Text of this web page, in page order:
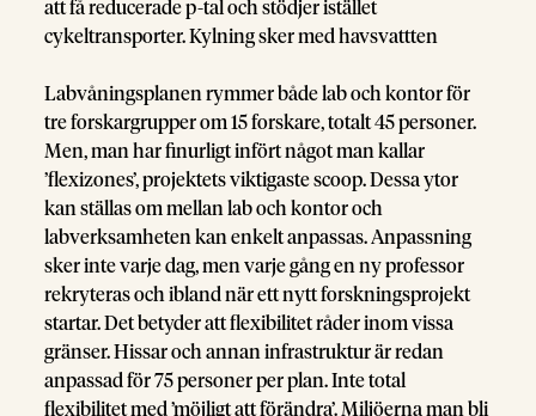
att få reducerade p-tal och stödjer istället
cykeltransporter. Kylning sker med havsvattten
Labvåningsplanen rymmer både lab och kontor för
tre forskargrupper om 15 forskare, totalt 45 personer.
Men, man har finurligt infört något man kallar
’flexizones’, projektets viktigaste scoop. Dessa ytor
kan ställas om mellan lab och kontor och
labverksamheten kan enkelt anpassas. Anpassning
sker inte varje dag, men varje gång en ny professor
rekryteras och ibland när ett nytt forskningsprojekt
startar. Det betyder att flexibilitet råder inom vissa
gränser. Hissar och annan infrastruktur är redan
anpassad för 75 personer per plan. Inte total
flexibilitet med ’möjligt att förändra’. Miljöerna man bli